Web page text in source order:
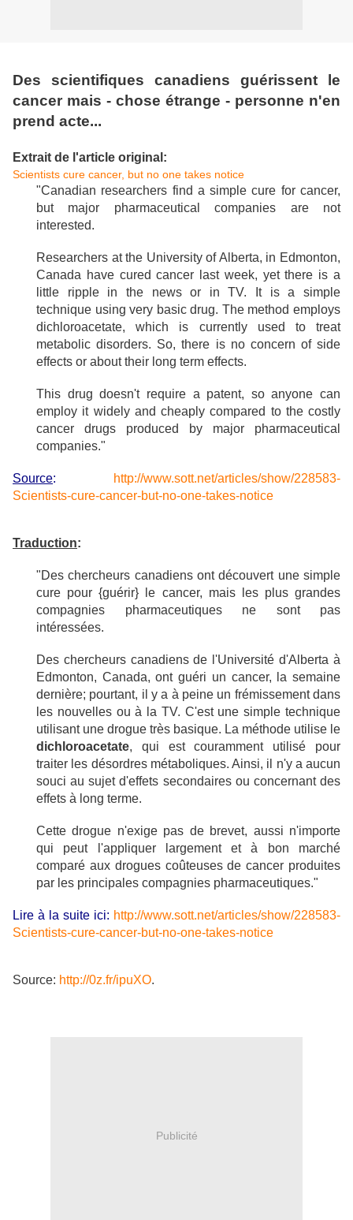
Des scientifiques canadiens guérissent le
cancer mais - chose étrange - personne n'en
prend acte...
Extrait de l'article original:
Scientists cure cancer, but no one takes notice
"Canadian researchers find a simple cure for cancer,
but major pharmaceutical companies are not
interested.
Researchers at the University of Alberta, in Edmonton,
Canada have cured cancer last week, yet there is a
little ripple in the news or in TV. It is a simple
technique using very basic drug. The method employs
dichloroacetate, which is currently used to treat
metabolic disorders. So, there is no concern of side
effects or about their long term effects.
This drug doesn't require a patent, so anyone can
employ it widely and cheaply compared to the costly
cancer drugs produced by major pharmaceutical
companies."
Source:
http://www.sott.net/articles/show/228583-
Scientists-cure-cancer-but-no-one-takes-notice
Traduction:
"Des chercheurs canadiens ont découvert une simple
cure pour {guérir} le cancer, mais les plus grandes
compagnies pharmaceutiques ne sont pas
intéressées.
Des chercheurs canadiens de l'Université d'Alberta à
Edmonton, Canada, ont guéri un cancer, la semaine
dernière; pourtant, il y a à peine un frémissement dans
les nouvelles ou à la TV. C'est une simple technique
utilisant une drogue très basique. La méthode utilise le
dichloroacetate, qui est couramment utilisé pour
traiter les désordres métaboliques. Ainsi, il n'y a aucun
souci au sujet d'effets secondaires ou concernant des
effets à long terme.
Cette drogue n'exige pas de brevet, aussi n'importe
qui peut l'appliquer largement et à bon marché
comparé aux drogues coûteuses de cancer produites
par les principales compagnies pharmaceutiques."
Lire à la suite ici: http://www.sott.net/articles/show/228583-
Scientists-cure-cancer-but-no-one-takes-notice
Source: http://0z.fr/ipuXO.
Publicité